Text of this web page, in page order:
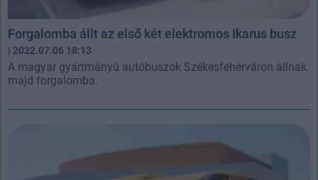
Forgalomba állt az első két elektromos Ikarus busz
| 2022.07.06 18:13
A magyar gyártmányú autóbuszok Székesfehérváron állnak
majd forgalomba.